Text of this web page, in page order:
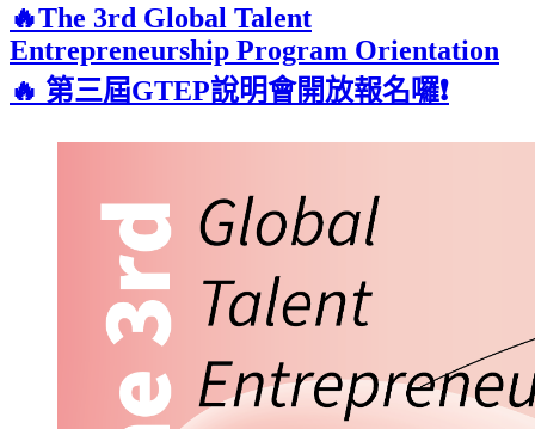
🔥The 3rd Global Talent
Entrepreneurship Program Orientation
🔥 第三屆GTEP說明會開放報名囉❗